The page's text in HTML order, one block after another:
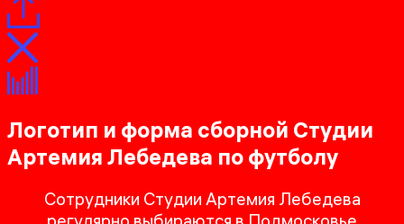
Логотип и форма сборной Студии
Артемия Лебедева по футболу
Сотрудники Студии Артемия Лебедева